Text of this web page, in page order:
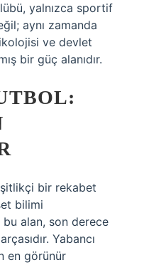
yalnızca sportif
aynı zamanda
ve devlet
bir güç alanıdır.
bir rekabet
bilimi
bu alan, son derece
Yabancı
en görünür